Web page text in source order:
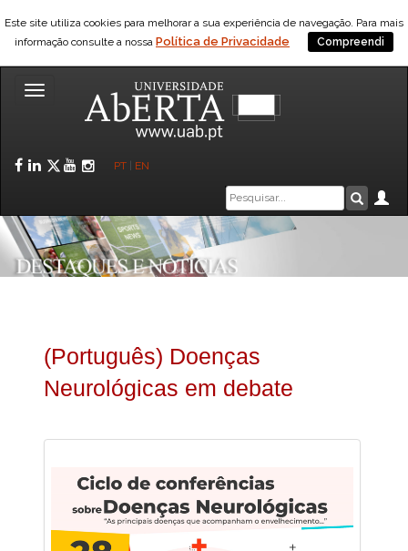
Este site utiliza cookies para melhorar a sua experiência de navegação. Para mais
informação consulte a nossa Política de Privacidade Compreendi
Toggle
Facebook
LinkedIn
Twitter
YouTube
Instagram
PT EN
Caixa
de
pesquisa
(Português) Doenças
Neurológicas em debate